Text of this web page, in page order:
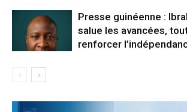
Presse guinéenne :
salue les avancées,
renforcer